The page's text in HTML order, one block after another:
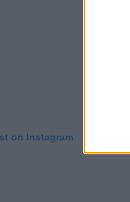
on Instagram